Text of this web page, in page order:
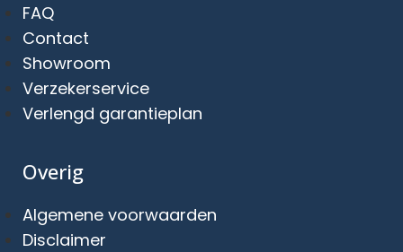
FAQ
Contact
Showroom
Verzekerservice
Verlengd garantieplan
Overig
Algemene voorwaarden
Disclaimer